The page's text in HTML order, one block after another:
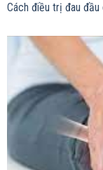
Cách điều trị đau